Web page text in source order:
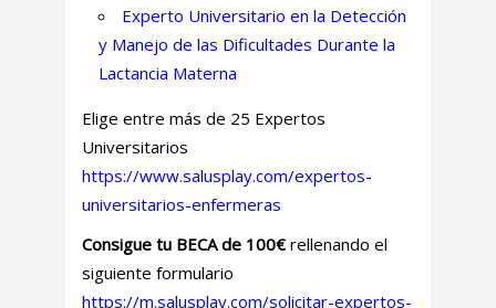
Experto Universitario en la Detección
y Manejo de las Dificultades Durante la
Lactancia Materna
Elige entre más de 25 Expertos
Universitarios
https://www.salusplay.com/expertos-
universitarios-enfermeras
Consigue tu BECA de 100€rellenando el
siguiente formulario
https://m.salusplay.com/solicitar-expertos-